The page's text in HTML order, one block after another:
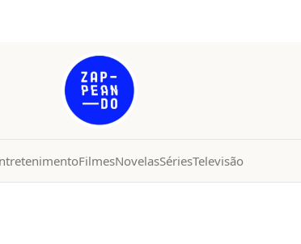
FilmesNovelasSériesTelevisão